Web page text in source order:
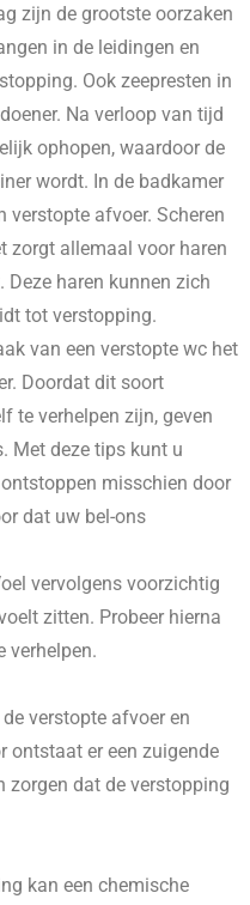
zijn de grootste oorzaken
in de leidingen en
Ook zeepresten in
Na verloop van tijd
ophopen, waardoor de
wordt. In de badkamer
verstopte afvoer. Scheren
zorgt allemaal voor haren
haren kunnen zich
tot verstopping.
van een verstopte wc het
Doordat dit soort
te verhelpen zijn, geven
Met deze tips kunt u
misschien door
dat uw bel-ons
vervolgens voorzichtig
zitten. Probeer hierna
verhelpen.
verstopte afvoer en
ontstaat er een zuigende
zorgen dat de verstopping
kan een chemische